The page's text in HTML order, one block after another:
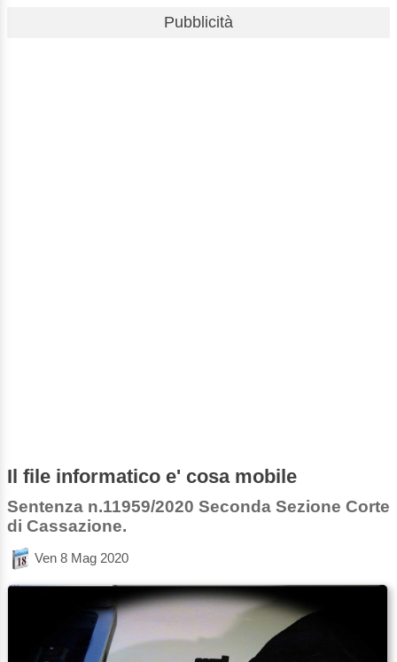
Pubblicità
Il file informatico e' cosa mobile
Sentenza n.11959/2020 Seconda Sezione Corte
di Cassazione.
Ven 8 Mag 2020